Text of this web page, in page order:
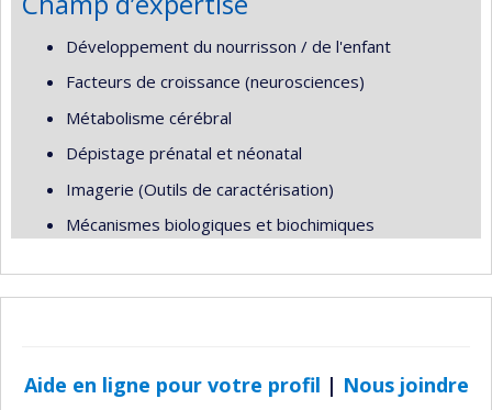
Développement du nourrisson / de l'enfant
Facteurs de croissance (neurosciences)
Métabolisme cérébral
Dépistage prénatal et néonatal
Imagerie (Outils de caractérisation)
Mécanismes biologiques et biochimiques
Aide en ligne pour votre profil | Nous joindre